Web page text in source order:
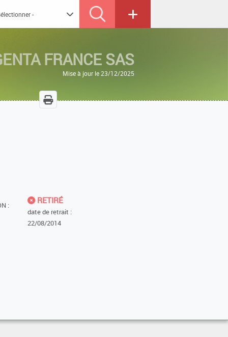
FRANCE SAS
Mise à jour le 23/12/2025
:
RETIRÉ
date de retrait :
22/08/2014